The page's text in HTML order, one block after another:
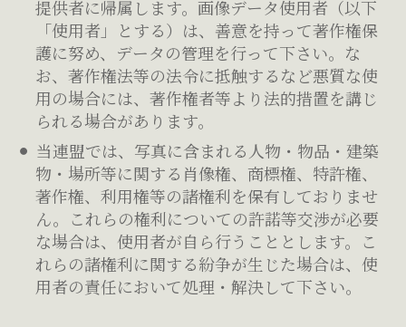
提供者に帰属します。画像データ使用者（以下
「使用者」とする）は、善意を持って著作権保
護に努め、データの管理を行って下さい。な
お、著作権法等の法令に抵触するなど悪質な使
用の場合には、著作権者等より法的措置を講じ
られる場合があります。
当連盟では、写真に含まれる人物・物品・建築
物・場所等に関する肖像権、商標権、特許権、
著作権、利用権等の諸権利を保有しておりませ
ん。これらの権利についての許諾等交渉が必要
な場合は、使用者が自ら行うこととします。こ
れらの諸権利に関する紛争が生じた場合は、使
用者の責任において処理・解決して下さい。